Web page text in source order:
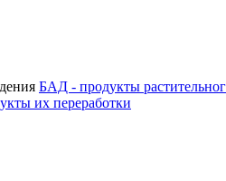
БАД - продукты
их переработки